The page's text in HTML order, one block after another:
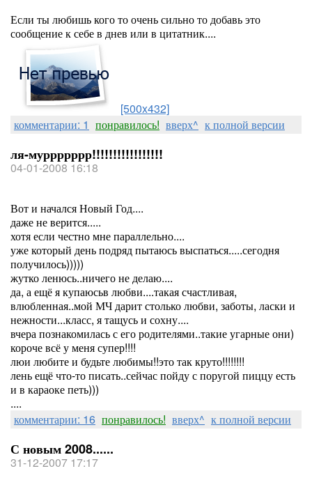
Если ты любишь кого то очень сильно то добавь это
сообщение к себе в днев или в цитатник....
[500x432]
комментарии: 1 понравилось! вверх^ к полной версии
ля-муррррррр!!!!!!!!!!!!!!!!!
04-01-2008 16:18
Вот и начался Новый Год....
даже не верится.....
хотя если честно мне параллельно....
уже который день подряд пытаюсь выспаться.....сегодня
получилось)))))
жутко ленюсь..ничего не делаю....
да, а ещё я купаюсьв любви....такая счастливая,
влюбленная..мой МЧ дарит столько любви, заботы, ласки и
нежности...класс, я тащусь и сохну....
вчера познакомилась с его родителями..такие угарные они)
короче всё у меня супер!!!!
люи любите и будьте любимы!!это так круто!!!!!!!!
лень ещё что-то писать..сейчас пойду с поругой пиццу есть
и в караоке петь)))
....
комментарии: 16 понравилось! вверх^ к полной версии
С новым 2008......
31-12-2007 17:17